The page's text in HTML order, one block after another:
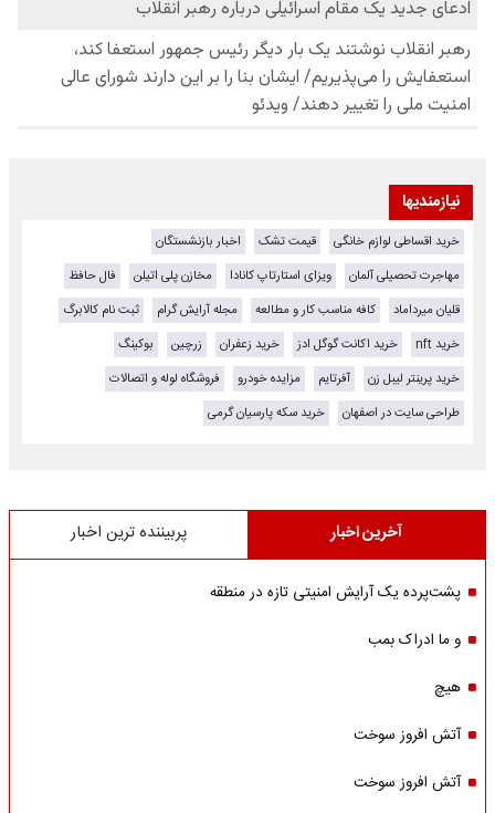
نیازمندیها
خرید اقساطی لوازم خانگی قیمت تشک
اخبار بازنشستگان
مهاجرت تحصیلی آلمان
ویزای استارتاپ کانادا مخازن پلی اتیلن
فال حافظ
قلیان میرداماد
کافه مناسب کار و مطالعه مجله آرایش گرام
ثبت نام کالابرگ
خرید nft
خرید اکانت گوگل ادز خرید زعفران زرچین
بوکینگ
خرید پرینتر لیبل زن
آفرتایم مزایده خودرو
فروشگاه لوله و اتصالات
طراحی سایت در اصفهان
خرید سکه پارسیان گرمی
آخرین اخبار پربیننده ترین اخبار
پشت‌پرده یک آرایش امنیتی تازه در منطقه
و ما ادراک بمب
هیچ
آتش افروز سوخت
آتش افروز سوخت